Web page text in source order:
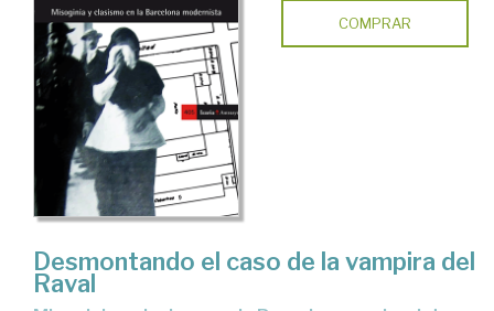
COMPRAR
Desmontando el caso de la vampira del
Raval